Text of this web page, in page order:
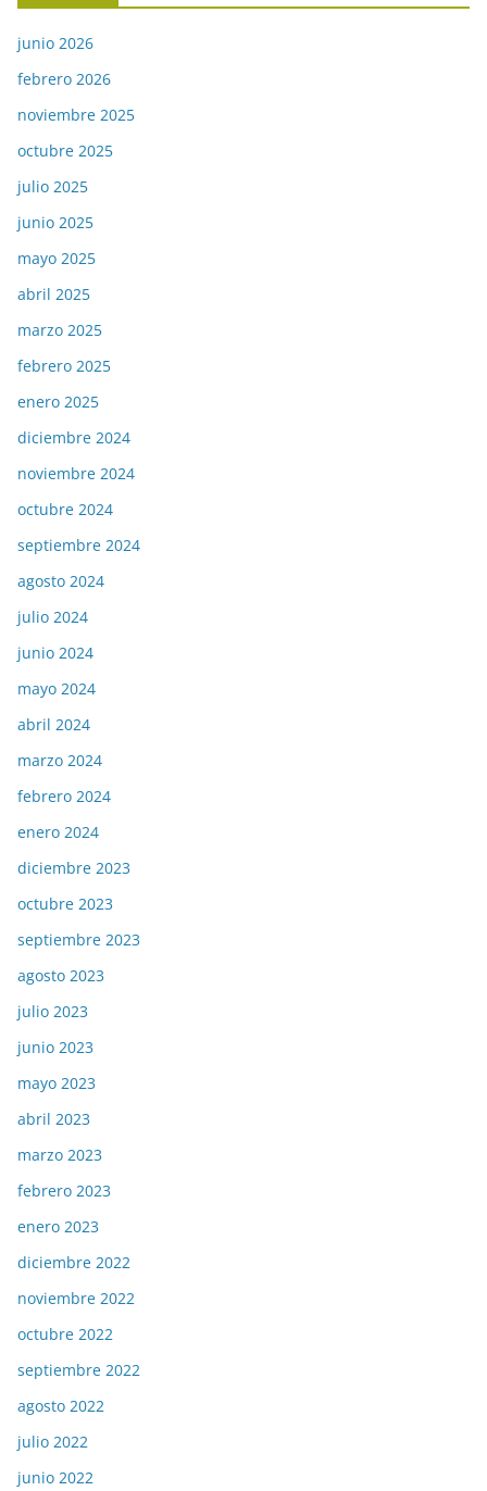
junio 2026
febrero 2026
noviembre 2025
octubre 2025
julio 2025
junio 2025
mayo 2025
abril 2025
marzo 2025
febrero 2025
enero 2025
diciembre 2024
noviembre 2024
octubre 2024
septiembre 2024
agosto 2024
julio 2024
junio 2024
mayo 2024
abril 2024
marzo 2024
febrero 2024
enero 2024
diciembre 2023
octubre 2023
septiembre 2023
agosto 2023
julio 2023
junio 2023
mayo 2023
abril 2023
marzo 2023
febrero 2023
enero 2023
diciembre 2022
noviembre 2022
octubre 2022
septiembre 2022
agosto 2022
julio 2022
junio 2022